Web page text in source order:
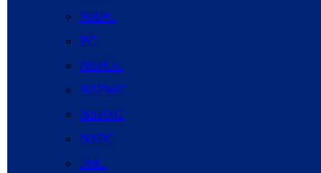
NRPC
PC
NSPCC
NSPWC
NSPNC
NSPC
JMC